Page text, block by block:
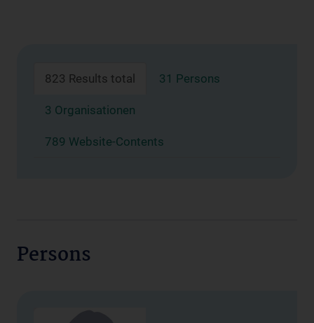
823 Results total 31 Persons
3 Organisationen
789 Website-Contents
Persons